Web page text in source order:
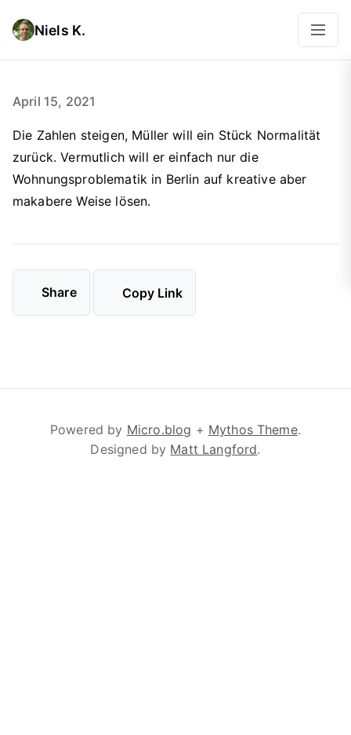
Niels K.
April 15, 2021
Die Zahlen steigen, Müller will ein Stück Normalität
zurück. Vermutlich will er einfach nur die
Wohnungsproblematik in Berlin auf kreative aber
makabere Weise lösen.
Share Copy Link
Powered by Micro.blog + Mythos Theme.
Designed by Matt Langford.